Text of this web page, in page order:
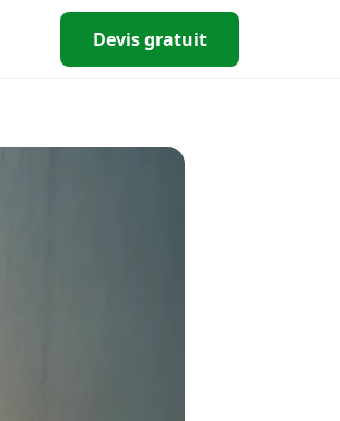
Devis gratuit